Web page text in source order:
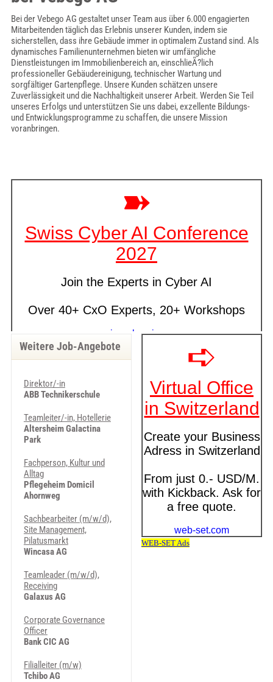
Bei der Vebego AG gestaltet unser Team aus über 6.000 engagierten
Mitarbeitenden täglich das Erlebnis unserer Kunden, indem sie
sicherstellen, dass ihre Gebäude immer in optimalem Zustand sind. Als
dynamisches Familienunternehmen bieten wir umfängliche
Dienstleistungen im Immobilienbereich an, einschlieÃ?lich
professioneller Gebäudereinigung, technischer Wartung und
sorgfältiger Gartenpflege. Unsere Kunden schätzen unsere
Zuverlässigkeit und die Nachhaltigkeit unserer Arbeit. Werden Sie Teil
unseres Erfolgs und unterstützen Sie uns dabei, exzellente Bildungs-
und Entwicklungsprogramme zu schaffen, die unsere Mission
voranbringen.
Weitere Job-Angebote
Direktor/-in
ABB Technikerschule
Teamleiter/-in, Hotellerie
Altersheim Galactina
Park
Fachperson, Kultur und
Alltag
Pflegeheim Domicil
Ahornweg
Sachbearbeiter (m/w/d),
Site Management,
Pilatusmarkt
Wincasa AG
Teamleader (m/w/d),
Receiving
Galaxus AG
Corporate Governance
Officer
Bank CIC AG
Filialleiter (m/w)
Tchibo AG